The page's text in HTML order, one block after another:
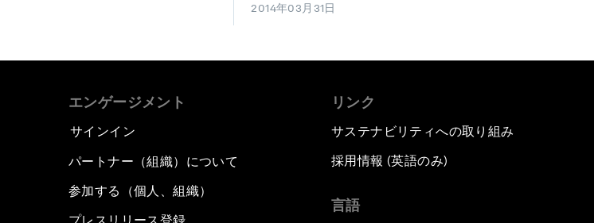
2014年03月31日
エンゲージメント
サインイン
パートナー（組織）について
参加する（個人、組織）
リンク
サステナビリティへの取り組み
採用情報 (英語のみ)
言語